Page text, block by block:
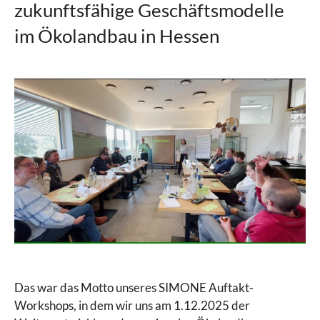
zukunftsfähige Geschäftsmodelle
im Ökolandbau in Hessen
Das war das Motto unseres SIMONE Auftakt-
Workshops, in dem wir uns am 1.12.2025 der